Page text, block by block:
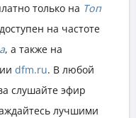
только на Топ
на частоте
, а также на
dfm.ru. В любой
слушайте эфир
лучшими